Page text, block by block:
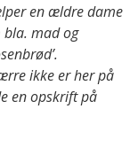
en ældre dame
bla. mad og
ikke er her på
en opskrift på